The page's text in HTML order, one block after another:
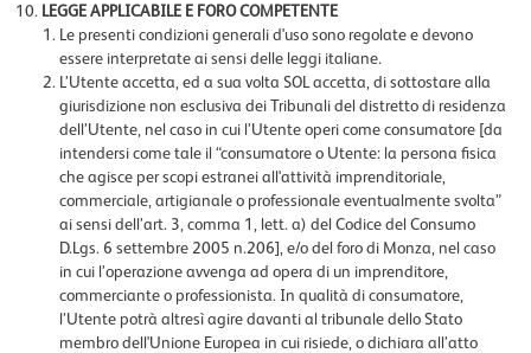
LEGGE APPLICABILE E FORO COMPETENTE
Le presenti condizioni generali d'uso sono regolate e devono
essere interpretate ai sensi delle leggi italiane.
L’Utente accetta, ed a sua volta SOL accetta, di sottostare alla
giurisdizione non esclusiva dei Tribunali del distretto di residenza
dell’Utente, nel caso in cui l’Utente operi come consumatore [da
intendersi come tale il “consumatore o Utente: la persona fisica
che agisce per scopi estranei all'attività imprenditoriale,
commerciale, artigianale o professionale eventualmente svolta”
ai sensi dell’art. 3, comma 1, lett. a) del Codice del Consumo
D.Lgs. 6 settembre 2005 n.206], e/o del foro di Monza, nel caso
in cui l’operazione avvenga ad opera di un imprenditore,
commerciante o professionista. In qualità di consumatore,
l’Utente potrà altresì agire davanti al tribunale dello Stato
membro dell'Unione Europea in cui risiede, o dichiara all’atto